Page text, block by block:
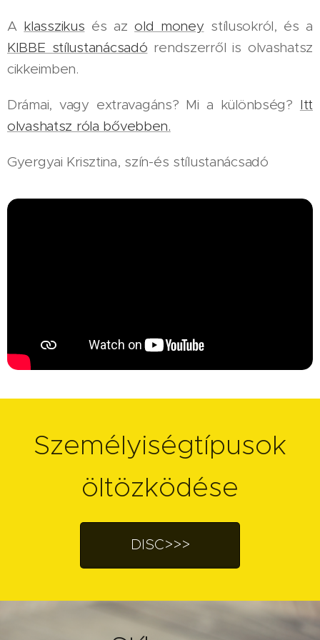
A klasszikus és azold money stílusokról, és a
KIBBE stílustanácsadó rendszerről is olvashatsz
cikkeimben.
Drámai, vagy extravagáns? Mi a különbség? Itt
olvashatsz róla bővebben.
Gyergyai Krisztina, szín-és stílustanácsadó
Személyiségtípusok
öltözködése
DISC>>>